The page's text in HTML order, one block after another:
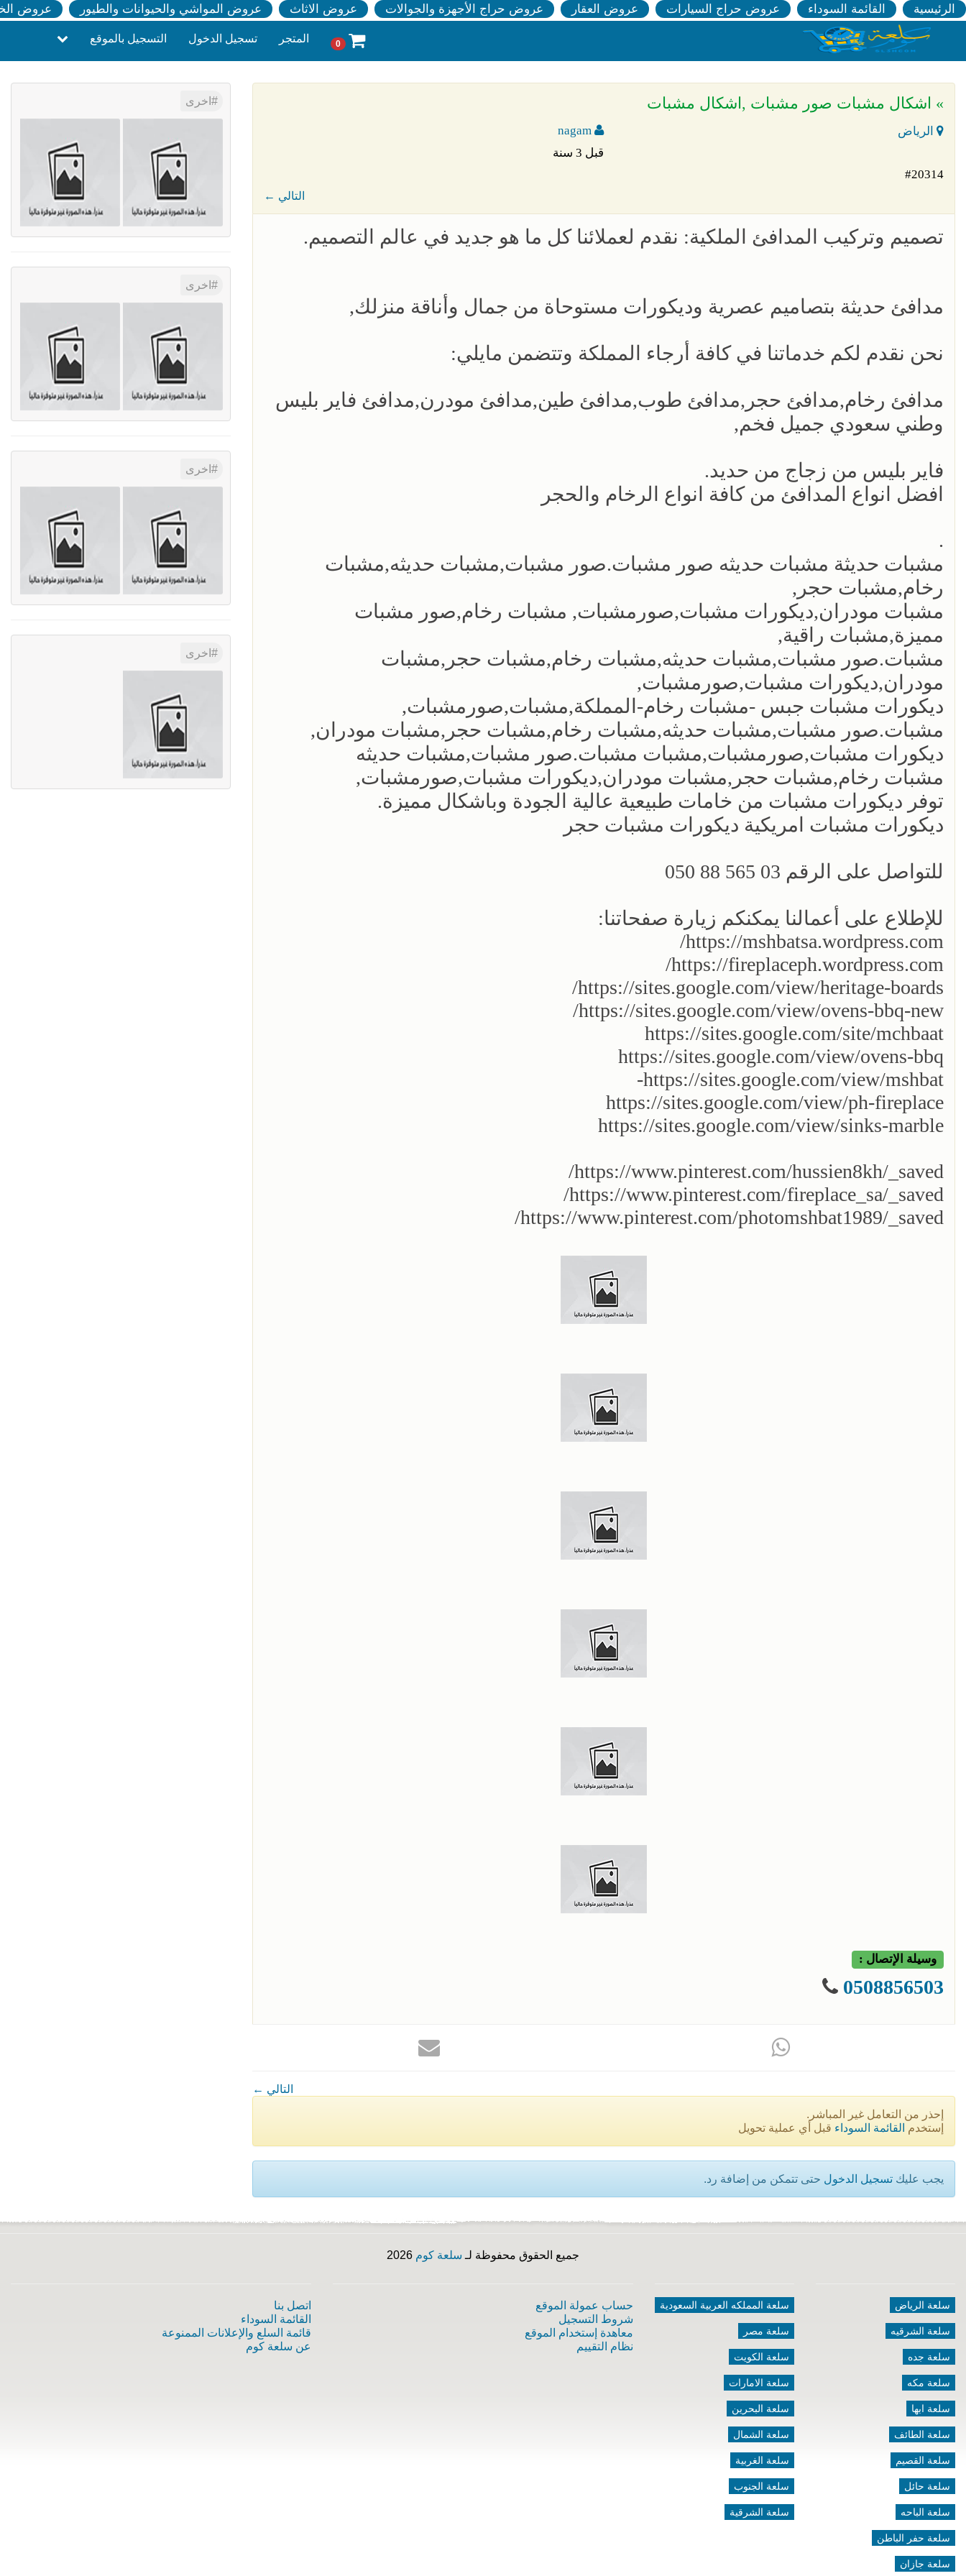
الرئيسية القائمة السوداء عروض حراج السيارات عروض العقار عروض حراج الأجهزة والجوالات عروض الاثاث عروض المواشي والحيوانات والطيور عروض
0 المتجر تسجيل الدخول التسجيل بالموقع
» اشكال مشبات صور مشبات ,اشكال مشبات
الرياض
قبل 3 سنة
#20314
← التالي
تصميم وتركيب المدافئ الملكية: نقدم لعملائنا كل ما هو جديد في عالم التصميم.
مدافئ حديثة بتصاميم عصرية وديكورات مستوحاة من جمال وأناقة منزلك,
نحن نقدم لكم خدماتنا في كافة أرجاء المملكة وتتضمن مايلي:
مدافئ رخام,مدافئ حجر,مدافئ طوب,مدافئ طين,مدافئ مودرن,مدافئ فاير بليس
وطني سعودي جميل فخم,
فاير بليس من زجاج من حديد.
افضل انواع المدافئ من كافة انواع الرخام والحجر
.
مشبات حديثة مشبات حديثه صور مشبات.صور مشبات,مشبات حديثه,مشبات
رخام,مشبات حجر,
مشبات مودران,ديكورات مشبات,صورمشبات, مشبات رخام,صور مشبات
مميزة,مشبات راقية,
مشبات.صور مشبات,مشبات حديثه,مشبات رخام,مشبات حجر,مشبات
مودران,ديكورات مشبات,صورمشبات,
ديكورات مشبات جبس -مشبات رخام-المملكة,مشبات,صورمشبات,
مشبات.صور مشبات,مشبات حديثه,مشبات رخام,مشبات حجر,مشبات مودران,
ديكورات مشبات,صورمشبات,مشبات مشبات.صور مشبات,مشبات حديثه
مشبات رخام,مشبات حجر,مشبات مودران,ديكورات مشبات,صورمشبات,
توفر ديكورات مشبات من خامات طبيعية عالية الجودة وباشكال مميزة.
ديكورات مشبات امريكية ديكورات مشبات حجر
للتواصل على الرقم 03 565 88 050
للإطلاع على أعمالنا يمكنكم زيارة صفحاتنا:
https://mshbatsa.wordpress.com/
https://fireplaceph.wordpress.com/
https://sites.google.com/view/heritage-boards/
https://sites.google.com/view/ovens-bbq-new/
https://sites.google.com/site/mchbaat
https://sites.google.com/view/ovens-bbq
https://sites.google.com/view/mshbat-
https://sites.google.com/view/ph-fireplace
https://sites.google.com/view/sinks-marble
https://www.pinterest.com/hussien8kh/_saved/
https://www.pinterest.com/fireplace_sa/_saved/
https://www.pinterest.com/photomshbat1989/_saved/
وسيلة الإتصال :
0508856503
← التالي
إحذر من التعامل غير المباشر.
إستخدم القائمة السوداء قبل أي عملية تحويل
يجب عليك تسجيل الدخول حتى تتمكن من إضافة رد.
اخرى
اخرى
اخرى
اخرى
جميع الحقوق محفوظة لـ سلعة كوم
سلعة الرياض
سلعة الشرقيه
سلعة جده
سلعة مكه
سلعة ابها
سلعة الطائف
سلعة القصيم
سلعة حائل
سلعة الباحه
سلعة حفر الباطن
سلعة جازان
سلعة المملكه العربية السعودية
سلعة مصر
سلعة الكويت
سلعة الامارات
سلعة البحرين
سلعة الشمال
سلعة الغربية
سلعة الجنوب
سلعة الشرقية
حساب عمولة الموقع
شروط التسجيل
معاهدة إستخدام الموقع
نظام التقييم
اتصل بنا
القائمة السوداء
قائمة السلع والإعلانات الممنوعة
عن سلعة كوم